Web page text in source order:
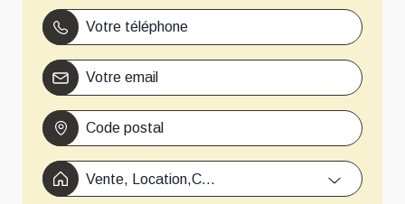
Vente, Location,Copropriété, Travaux/Démolition,...